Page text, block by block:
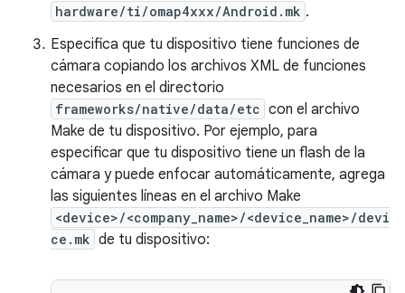
hardware/ti/omap4xxx/Android.mk .
Especifica que tu dispositivo tiene funciones de
cámara copiando los archivos XML de funciones
necesarios en el directorio
frameworks/native/data/etc con el archivo
Make de tu dispositivo. Por ejemplo, para
especificar que tu dispositivo tiene un flash de la
cámara y puede enfocar automáticamente, agrega
las siguientes líneas en el archivo Make
<device>/<company_name>/<device_name>/devi
ce.mk de tu dispositivo: